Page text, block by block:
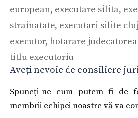
european, executare silita,
strainatate, executari silite cluj
executor, hotarare
titlu executoriu
Aveți nevoie de consiliere
Spuneți-ne cum putem fi de
membrii echipei noastre vă va